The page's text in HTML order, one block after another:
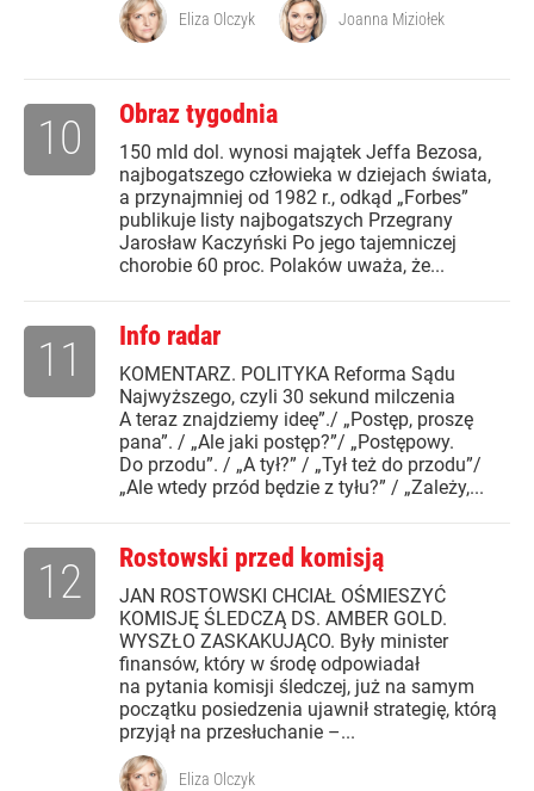
Eliza Olczyk Joanna Miziołek
Obraz tygodnia
150 mld dol. wynosi majątek Jeffa Bezosa,
najbogatszego człowieka w dziejach świata,
a przynajmniej od 1982 r., odkąd „Forbes”
publikuje listy najbogatszych Przegrany
Jarosław Kaczyński Po jego tajemniczej
chorobie 60 proc. Polaków uważa, że...
10
Info radar
KOMENTARZ. POLITYKA Reforma Sądu
Najwyższego, czyli 30 sekund milczenia
A teraz znajdziemy ideę”./ „Postęp, proszę
pana”. / „Ale jaki postęp?”/ „Postępowy.
Do przodu”. / „A tył?” / „Tył też do przodu”/
„Ale wtedy przód będzie z tyłu?” / „Zależy,...
11
Rostowski przed komisją
JAN ROSTOWSKI CHCIAŁ OŚMIESZYĆ
KOMISJĘ ŚLEDCZĄ DS. AMBER GOLD.
WYSZŁO ZASKAKUJĄCO. Były minister
finansów, który w środę odpowiadał
na pytania komisji śledczej, już na samym
początku posiedzenia ujawnił strategię, którą
przyjął na przesłuchanie –...
12
Eliza Olczyk